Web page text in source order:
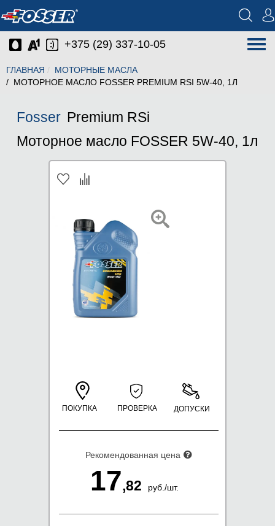
+375 (29) 337-10-05
ГЛАВНАЯ
МОТОРНЫЕ МАСЛА
МОТОРНОЕ МАСЛО FOSSER PREMIUM RSI 5W-40, 1Л
Fosser Premium RSi
Моторное масло FOSSER 5W-40, 1л
ПОКУПКА ПРОВЕРКА ДОПУСКИ
Рекомендованная цена
17,82 руб./шт.